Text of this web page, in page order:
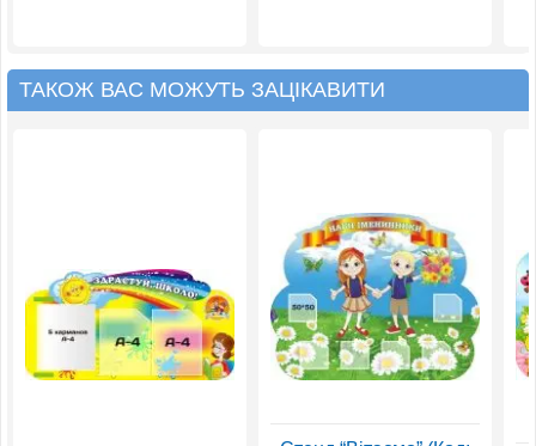
ТАКОЖ ВАС МОЖУТЬ ЗАЦІКАВИТИ